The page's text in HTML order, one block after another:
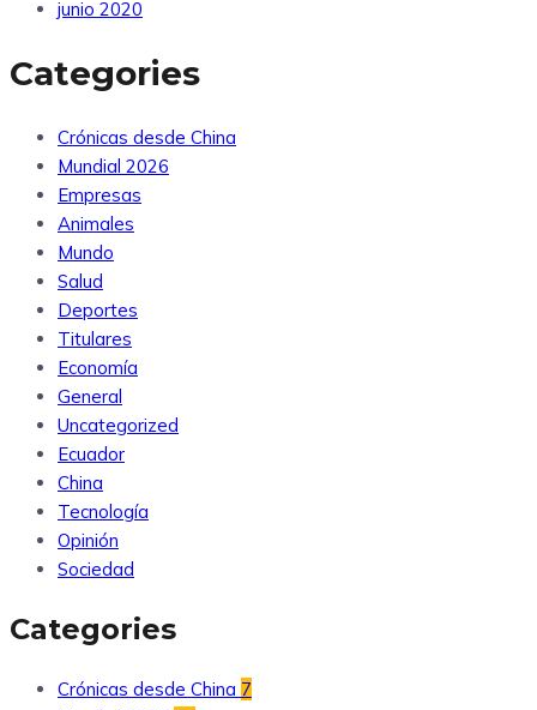
junio 2020
Categories
Crónicas desde China
Mundial 2026
Empresas
Animales
Mundo
Salud
Deportes
Titulares
Economía
General
Uncategorized
Ecuador
China
Tecnología
Opinión
Sociedad
Categories
Crónicas desde China 7